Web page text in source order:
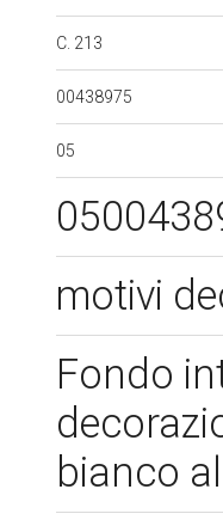
C. 213
00438975
05
motivi
Fondo
bianco